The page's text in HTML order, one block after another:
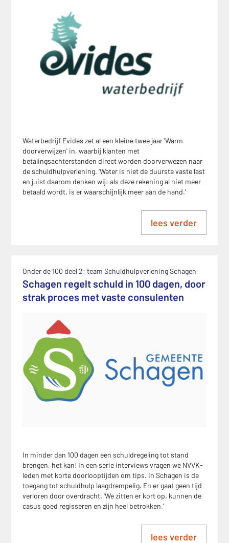
Waterbedrijf Evides zet al een kleine twee jaar 'Warm
doorverwijzen' in, waarbij klanten met
betalingsachterstanden direct worden doorverwezen naar
de schuldhulpverlening. ‘Water is niet de duurste vaste last
en juist daarom denken wij: als deze rekening al niet meer
betaald wordt, is er waarschijnlijk meer aan de hand.’
lees verder
Onder de 100 deel 2: team Schuldhulpverlening Schagen
Schagen regelt schuld in 100 dagen, door
strak proces met vaste consulenten
In minder dan 100 dagen een schuldregeling tot stand
brengen, het kan! In een serie interviews vragen we NVVK-
leden met korte doorlooptijden om tips. In Schagen is de
toegang tot schuldhulp laagdrempelig. En er gaat geen tijd
verloren door overdracht. 'We zitten er kort op, kunnen de
casus goed regisseren en zijn heel betrokken.'
lees verder